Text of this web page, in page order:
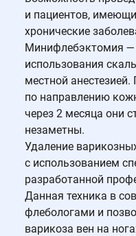
и пациентов,
хронические
Минифлебэктомия —
использования
местной
по направлению
через 2 месяца они
незаметны.
Удаление
с использованием
разработанной
Данная техника в
флебологами и
варикоза вен на